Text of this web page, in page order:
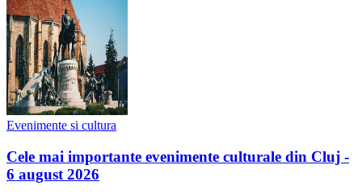
Evenimente si cultura
Cele mai importante evenimente culturale din Cluj -
6 august 2026